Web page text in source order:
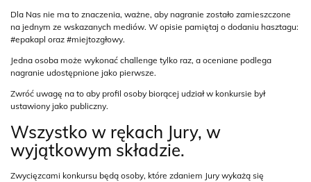
Dla Nas nie ma to znaczenia, ważne, aby nagranie zostało zamieszczone
na jednym ze wskazanych mediów. W opisie pamiętaj o dodaniu hasztagu:
#epakapl oraz #miejtozgłowy.
Jedna osoba może wykonać challenge tylko raz, a oceniane podlega
nagranie udostępnione jako pierwsze.
Zwróć uwagę na to aby profil osoby biorącej udział w konkursie był
ustawiony jako publiczny.
Wszystko w rękach Jury, w
wyjątkowym składzie.
Zwycięzcami konkursu będą osoby, które zdaniem Jury wykażą się